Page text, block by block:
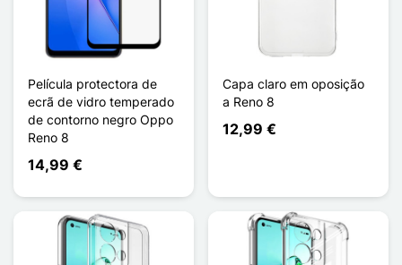
Película protectora de
ecrã de vidro temperado
de contorno negro Oppo
Reno 8
14,99 €
Capa claro em oposição
a Reno 8
12,99 €